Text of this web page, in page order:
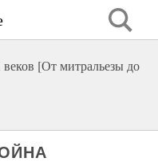
[От митральезы до